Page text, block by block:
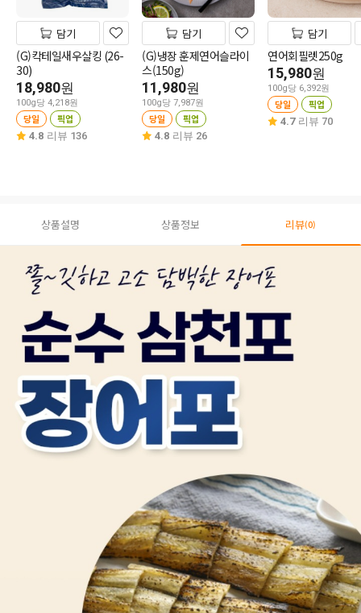
담기
(G)칵테일새우살킹 (26-
30)
18,980원
100g당 4,218원
당일 픽업
4.8 리뷰 136
담기
(G)냉장 훈제연어슬라이
스(150g)
11,980원
100g당 7,987원
당일 픽업
4.8 리뷰 26
담기
연어회필렛250g
15,980원
100g당 6,392원
당일 픽업
4.7 리뷰 70
상품설명 상품정보 리뷰(0)